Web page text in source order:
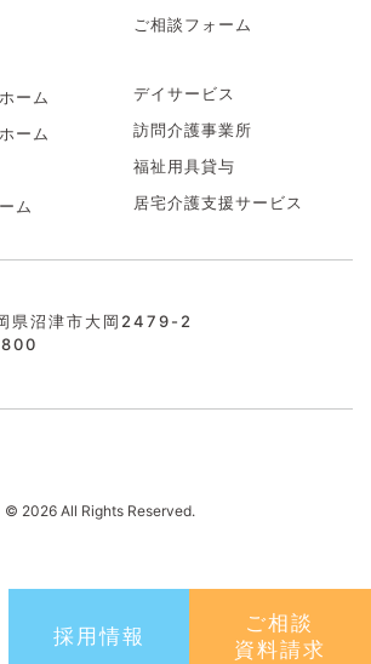
ーム
ーム
ム
ご相談フォーム
デイサービス
訪問介護事業所
福祉用具貸与
居宅介護支援サービス
沼津市大岡2479-2
© 2026 All Rights Reserved.
採用情報
ご相談
資料請求